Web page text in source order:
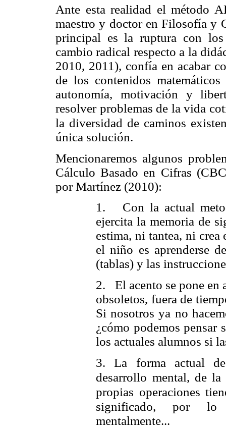
Ante esta realidad el método
maestro y doctor en Filosofía y
principal es la ruptura con
cambio radical respecto a la
2010, 2011), confía en acabar
de los contenidos
autonomía, motivación y
resolver problemas de la vida
la diversidad de caminos
única solución.
Mencionaremos algunos
Cálculo Basado en Cifras
por Martínez (2010):
1. Con la actual
ejercita la memoria de
estima, ni tantea, ni crea
el niño es aprenderse
(tablas) y las
2. El acento se pone en
obsoletos, fuera de
Si nosotros ya no
¿cómo podemos pensar
los actuales alumnos si
3. La forma actual
desarrollo mental, de la
propias operaciones
significado, por lo
mentalmente...